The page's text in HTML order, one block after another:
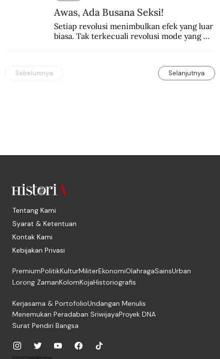
Awas, Ada Busana Seksi!
Setiap revolusi menimbulkan efek yang luar
biasa. Tak terkecuali revolusi mode yang
Sebelumnya Selanjutnya
Tentang Kami
Syarat & Ketentuan
Kontak Kami
Kebijakan Privasi
PremiumPolitikKulturMiliterEkonomiOlahragaSainsUrban
Lorong ZamanKolomKojaHistoriografis
Kerjasama & PortofolioUndangan Menulis
Menemukan Peradaban SriwijayaProyek DNA
Surat Pendiri Bangsa
© 2026, PT. Media Digital Historia.